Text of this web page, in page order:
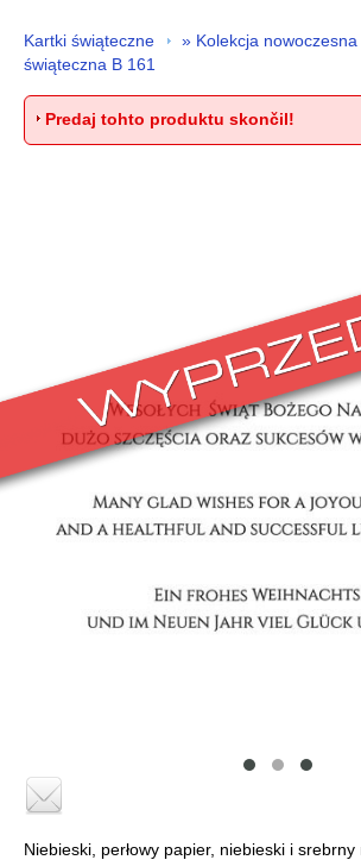
Kartki świąteczne » Kolekcja nowoczesna
świąteczna B 161
Predaj tohto produktu skončil!
Niebieski, perłowy papier, niebieski i srebrny